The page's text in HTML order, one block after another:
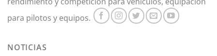
para pilotos y equipos.
NOTICIAS